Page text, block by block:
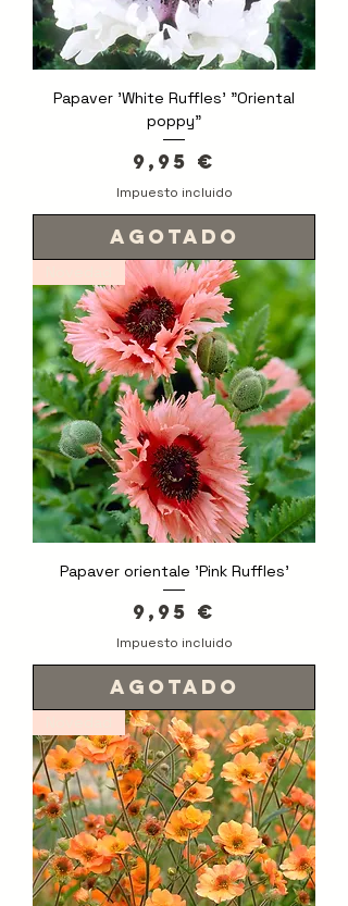
Papaver 'White Ruffles' "Oriental
poppy"
Precio
9,95 €
Impuesto incluido
Agotado
Papaver orientale 'Pink Ruffles'
Precio
9,95 €
Impuesto incluido
Agotado